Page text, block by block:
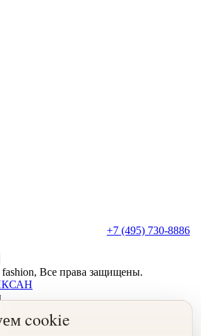
+7 (495) 730-8886
Все права защищены.
cookie